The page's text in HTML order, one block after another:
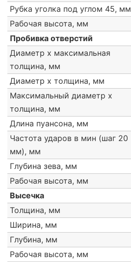
Рубка уголка под углом 45, мм
Рабочая высота, мм
Пробивка отверстий
Диаметр х максимальная
толщина, мм
Диаметр х толщина, мм
Максимальный диаметр х
толщина, мм
Длина пуансона, мм
Частота ударов в мин (шаг 20
мм), мм
Глубина зева, мм
Рабочая высота, мм
Высечка
Толщина, мм
Ширина, мм
Глубина, мм
Рабочая высота, мм